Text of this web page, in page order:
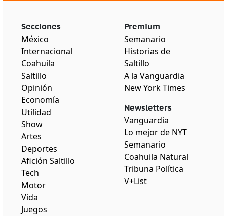
Secciones
México
Internacional
Coahuila
Saltillo
Opinión
Economía
Utilidad
Show
Artes
Deportes
Afición Saltillo
Tech
Motor
Vida
Juegos
Premium
Semanario
Historias de
Saltillo
A la Vanguardia
New York Times
Newsletters
Vanguardia
Lo mejor de NYT
Semanario
Coahuila Natural
Tribuna Política
V+List